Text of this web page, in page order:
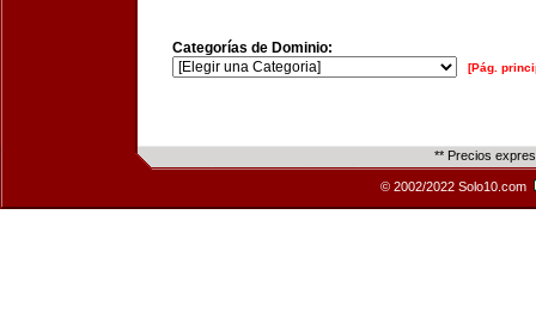
Categorías de Dominio:
[Pág.
** Precios
© 2002/2022 Solo10.com